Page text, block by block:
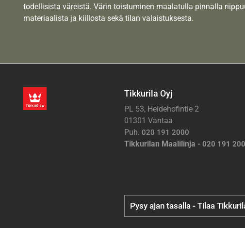
todellisista väreistä. Värin toistuminen maalatulla pinnalla
materiaalista ja kiillosta sekä tilan valaistuksesta.
Tikkurila Oyj
PL 53, Heidehofintie 2
01301 Vantaa
Puh. 020 191 2000
Tikkurilan Maalilinja - 020 191
Pysy ajan tasalla - Tilaa